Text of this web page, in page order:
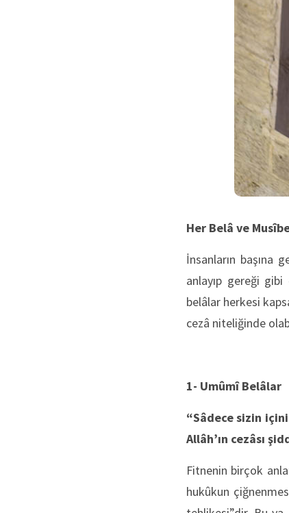
Her Belâ ve
İnsanların başına
anlayıp gereği
belâlar herkesi
cezâ niteliğinde
1- Umûmî Belâlar
“Sâdece sizin
Allâh’ın cezâsı
Fitnenin birçok
hukûkun